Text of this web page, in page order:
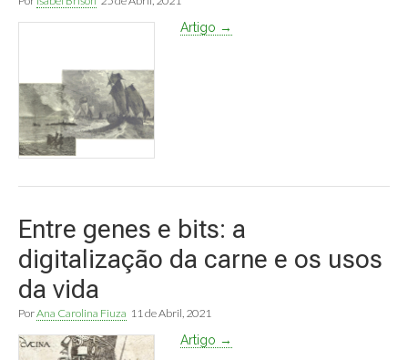
Artigo →
Entre genes e bits: a
digitalização da carne e os usos
da vida
PorAna Carolina Fiuza 11 de Abril, 2021
Artigo →